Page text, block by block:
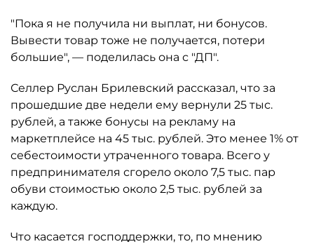
"Пока я не получила ни выплат, ни бонусов.
Вывести товар тоже не получается, потери
большие", — поделилась она с "ДП".
Селлер Руслан Брилевский рассказал, что за
прошедшие две недели ему вернули 25 тыс.
рублей, а также бонусы на рекламу на
маркетплейсе на 45 тыс. рублей. Это менее 1% от
себестоимости утраченного товара. Всего у
предпринимателя сгорело около 7,5 тыс. пар
обуви стоимостью около 2,5 тыс. рублей за
каждую.
Что касается господдержки, то, по мнению